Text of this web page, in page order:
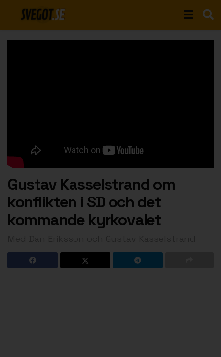
Gustav Kasselstrand om
konflikten i SD och det
kommande kyrkovalet